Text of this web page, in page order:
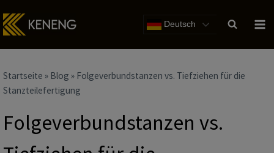
Inhalt
Deutsch
Startseite » Blog » Folgeverbundstanzen vs. Tiefziehen für die
Stanzteilefertigung
Folgeverbundstanzen vs.